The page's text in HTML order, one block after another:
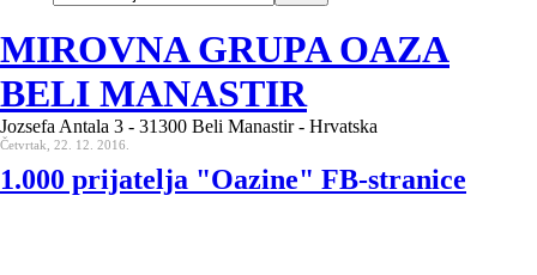
MIROVNA GRUPA OAZA
BELI MANASTIR
Jozsefa Antala 3 - 31300 Beli Manastir - Hrvatska
Četvrtak, 22. 12. 2016.
1.000 prijatelja "Oazine" FB-stranice